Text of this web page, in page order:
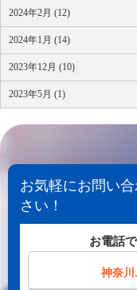
2024年2月 (12)
2024年1月 (14)
2023年12月 (10)
2023年5月 (1)
お気軽にお問い
さい！
お電話
神奈川.